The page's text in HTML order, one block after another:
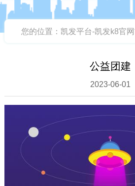
您的位置： 凯发平台-凯发k8官
公益团建
2023-06-01